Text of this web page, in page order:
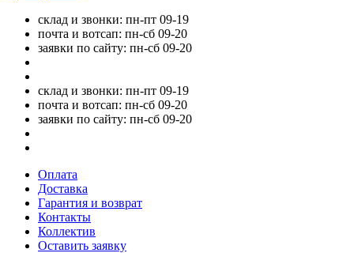
склад и звонки: пн-пт 09-19
почта и вотсап: пн-сб 09-20
заявки по сайту: пн-сб 09-20
склад и звонки: пн-пт 09-19
почта и вотсап: пн-сб 09-20
заявки по сайту: пн-сб 09-20
Оплата
Доставка
Гарантия и возврат
Контакты
Коллектив
Оставить заявку